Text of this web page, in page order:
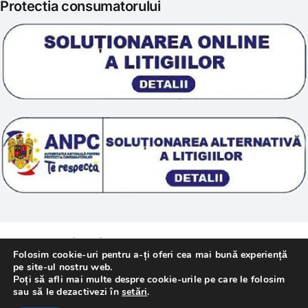
Scoala „Sanatate 5D”
Tratamente naturale
Prelucrarea datelor
Termeni si conditii
Politica cookie
Protectia consumatorului
© 2011 – [year] Fundatia Simile. Toate drepturile
rezervate.
Realizat cu de
Folosim cookie-uri pentru a-ți oferi cea mai bună experiență
pe site-ul nostru web.
Poți să afli mai multe despre cookie-urile pe care le folosim
sau să le dezactivezi în setări.